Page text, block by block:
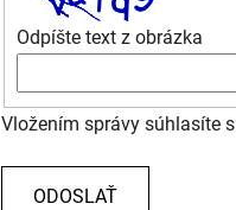
Odpíšte text z obrázka
Vložením správy súhlasíte s
ODOSLAŤ